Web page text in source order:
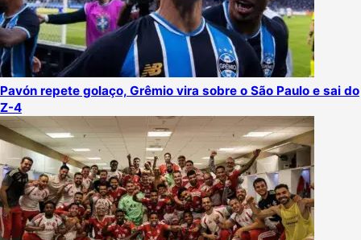
Pavón repete golaço, Grêmio vira sobre o São Paulo e sai do
Z-4